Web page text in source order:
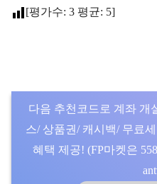
[평가수: 3 평균: 5]
다음 추천코드로 계좌 개
스/ 상품권/ 캐시백/ 무료
혜택 제공! (FP마켓은